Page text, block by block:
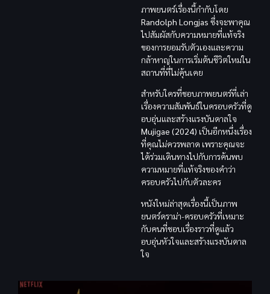
ภาพยนตร์เรื่องนี้กำกับโดย
Randolph Longjas ซึ่งจะพาคุณ
ไปสัมผัสกับความหมายที่แท้จริง
ของการยอมรับตัวเองและความ
กล้าหาญในการเริ่มต้นชีวิตใหม่ใน
สถานที่ที่ไม่คุ้นเคย
สำหรับใครที่ชอบภาพยนตร์ที่เล่า
เรื่องความสัมพันธ์ในครอบครัวที่ดู
อบอุ่นและสร้างแรงบันดาลใจ
Mujigae (2024) เป็นอีกหนึ่งเรื่อง
ที่คุณไม่ควรพลาด เพราะคุณจะ
ได้ร่วมเดินทางไปกับการค้นพบ
ความหมายที่แท้จริงของคำว่า
ครอบครัวไปกับตัวละคร
หนังใหม่ล่าสุดเรื่องนี้เป็นภาพ
ยนตร์ดราม่า-ครอบครัวที่เหมาะ
กับคนที่ชอบเรื่องราวที่ดูแล้ว
อบอุ่นหัวใจและสร้างแรงบันดาล
ใจ